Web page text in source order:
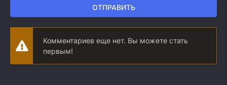
ОТПРАВИТЬ
Комментариев еще нет. Вы можете стать
первым!